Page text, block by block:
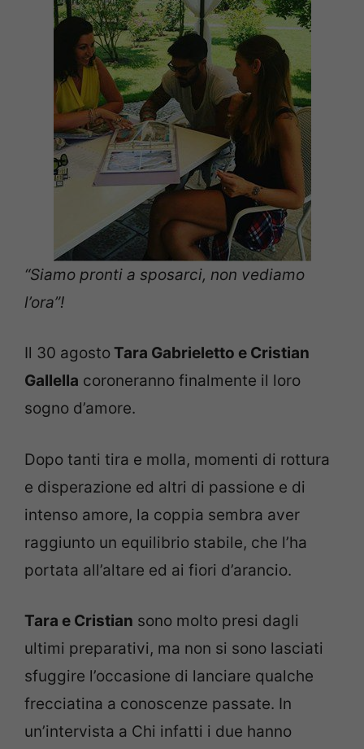
“Siamo pronti a sposarci, non vediamo
l’ora”!
Il 30 agostoTara Gabrieletto e Cristian
Gallella coroneranno finalmente il loro
sogno d’amore.
Dopo tanti tira e molla, momenti di rottura
e disperazione ed altri di passione e di
intenso amore, la coppia sembra aver
raggiunto un equilibrio stabile, che l’ha
portata all’altare ed ai fiori d’arancio.
Tara e Cristian sono molto presi dagli
ultimi preparativi, ma non si sono lasciati
sfuggire l’occasione di lanciare qualche
frecciatina a conoscenze passate. In
un’intervista a Chi infatti i due hanno